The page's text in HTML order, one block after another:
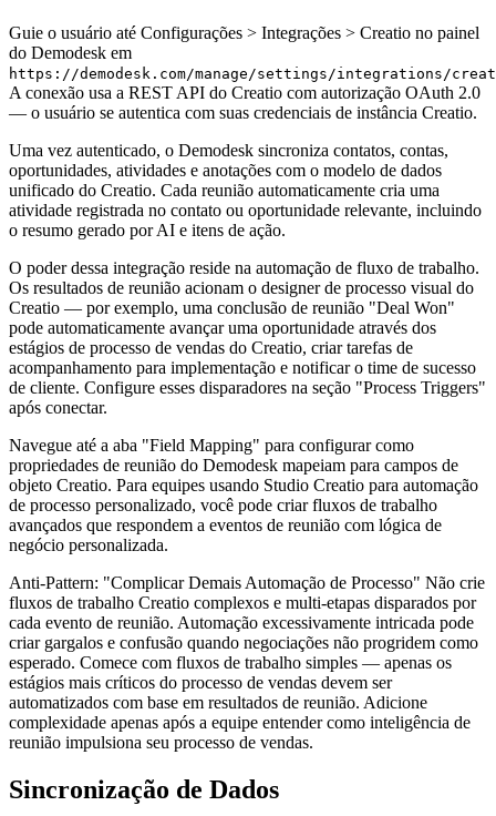
Guie o usuário até Configurações > Integrações > Creatio no painel
do Demodesk em
https://demodesk.com/manage/settings/integrations/
A conexão usa a REST API do Creatio com autorização OAuth 2.0
— o usuário se autentica com suas credenciais de instância Creatio.
Uma vez autenticado, o Demodesk sincroniza contatos, contas,
oportunidades, atividades e anotações com o modelo de dados
unificado do Creatio. Cada reunião automaticamente cria uma
atividade registrada no contato ou oportunidade relevante, incluindo
o resumo gerado por AI e itens de ação.
O poder dessa integração reside na automação de fluxo de trabalho.
Os resultados de reunião acionam o designer de processo visual do
Creatio — por exemplo, uma conclusão de reunião "Deal Won"
pode automaticamente avançar uma oportunidade através dos
estágios de processo de vendas do Creatio, criar tarefas de
acompanhamento para implementação e notificar o time de sucesso
de cliente. Configure esses disparadores na seção "Process Triggers"
após conectar.
Navegue até a aba "Field Mapping" para configurar como
propriedades de reunião do Demodesk mapeiam para campos de
objeto Creatio. Para equipes usando Studio Creatio para automação
de processo personalizado, você pode criar fluxos de trabalho
avançados que respondem a eventos de reunião com lógica de
negócio personalizada.
Anti-Pattern: "Complicar Demais Automação de Processo" Não crie
fluxos de trabalho Creatio complexos e multi-etapas disparados por
cada evento de reunião. Automação excessivamente intricada pode
criar gargalos e confusão quando negociações não progridem como
esperado. Comece com fluxos de trabalho simples — apenas os
estágios mais críticos do processo de vendas devem ser
automatizados com base em resultados de reunião. Adicione
complexidade apenas após a equipe entender como inteligência de
reunião impulsiona seu processo de vendas.
Sincronização de Dados